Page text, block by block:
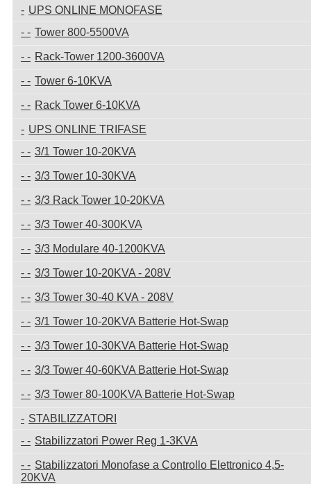
UPS ONLINE MONOFASE
Tower 800-5500VA
Rack-Tower 1200-3600VA
Tower 6-10KVA
Rack Tower 6-10KVA
UPS ONLINE TRIFASE
3/1 Tower 10-20KVA
3/3 Tower 10-30KVA
3/3 Rack Tower 10-20KVA
3/3 Tower 40-300KVA
3/3 Modulare 40-1200KVA
3/3 Tower 10-20KVA - 208V
3/3 Tower 30-40 KVA - 208V
3/1 Tower 10-20KVA Batterie Hot-Swap
3/3 Tower 10-30KVA Batterie Hot-Swap
3/3 Tower 40-60KVA Batterie Hot-Swap
3/3 Tower 80-100KVA Batterie Hot-Swap
STABILIZZATORI
Stabilizzatori Power Reg 1-3KVA
Stabilizzatori Monofase a Controllo Elettronico 4,5-
20KVA